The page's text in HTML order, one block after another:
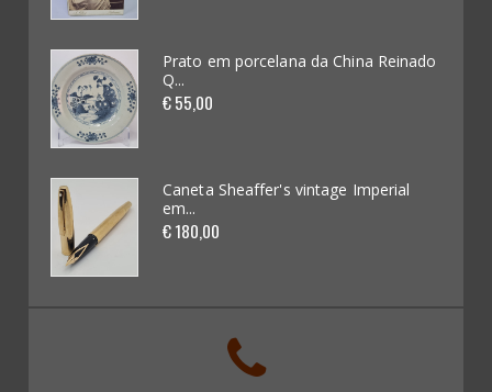
Automobilia (62)
Videojogos e Consolas (4)
Brinquedos (62)
Kits / Modelismo (46)
Cadernetas e Cromos (16)
Prato em porcelana da China Reinado
Q...
€ 55,00
Caneta Sheaffer's vintage Imperial
em...
€ 180,00